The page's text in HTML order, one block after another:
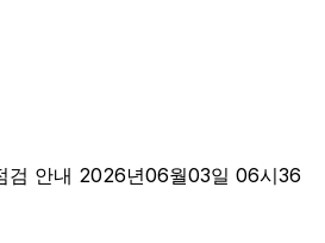
검 안내 2026년06월03일 06시36